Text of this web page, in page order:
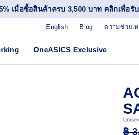
เมื่อซื้อสินค้าครบ 3,500 บาท คลิกเพื่อรั
Blog ความช่วยเ
English
OneASICS Exclusive
฿